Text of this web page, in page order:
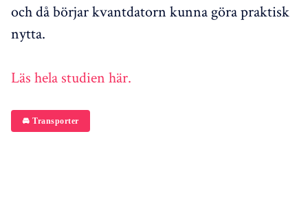
och då börjar kvantdatorn kunna göra praktisk
nytta.
Läs hela studien här.
🚘 Transporter